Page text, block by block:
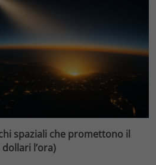
spaziali che promettono il
l’ora)